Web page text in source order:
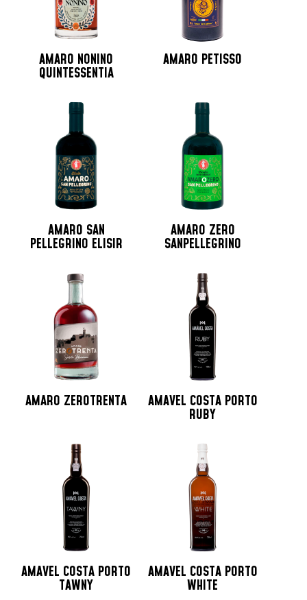
AMARO NONINO
QUINTESSENTIA
AMARO PETISSO
AMARO SAN
PELLEGRINO ELISIR
AMARO ZERO
SANPELLEGRINO
AMARO ZEROTRENTA AMAVEL COSTA PORTO
RUBY
AMAVEL COSTA PORTO
TAWNY
AMAVEL COSTA PORTO
WHITE